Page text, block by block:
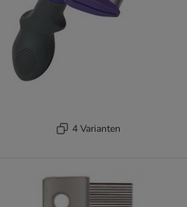
4 Varianten